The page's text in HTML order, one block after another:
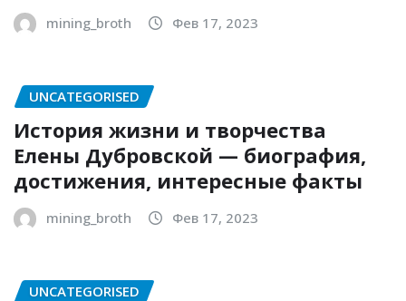
mining_broth Фев 17, 2023
UNCATEGORISED
История жизни и творчества
Елены Дубровской — биография,
достижения, интересные факты
mining_broth Фев 17, 2023
UNCATEGORISED